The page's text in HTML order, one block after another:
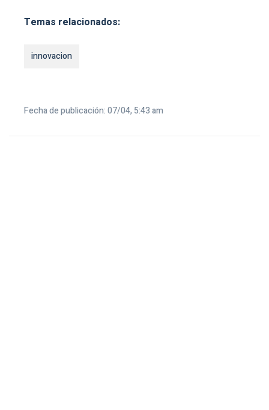
Temas relacionados:
innovacion
Fecha de publicación: 07/04, 5:43 am